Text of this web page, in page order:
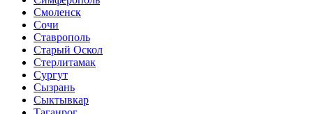
Смоленск
Сочи
Ставрополь
Старый Оскол
Стерлитамак
Сургут
Сызрань
Сыктывкар